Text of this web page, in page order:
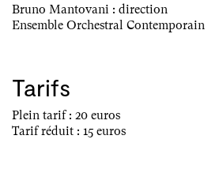
Bruno Mantovani : direction
Ensemble Orchestral Contemporain
Tarifs
Plein tarif : 20 euros
Tarif réduit : 15 euros